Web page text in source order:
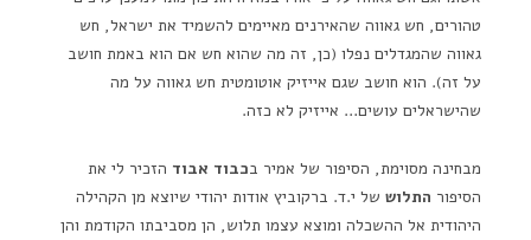
טהורים, חש גאווה שהאירנים מאיימים להשמיד את ישראל, חש
גאווה שהמגדלים נפלו (כן, זה מה שהוא חש אם הוא באמת חושב
על זה). הוא חושב שגם אייזיק אוטומטית חש גאווה על מה
שהישראלים עושים… אייזיק לא כזה.
מבחינה מסוימת, הסיפור של אמיר בכבוד אבוד הזכיר לי את
הסיפור התלוש של י.ד. ברקוביץ אודות יהודי שיוצא מן הקהילה
היהודית אל ההשכלה ומוצא עצמו תלוש, הן מסביבתו הקודמת והן